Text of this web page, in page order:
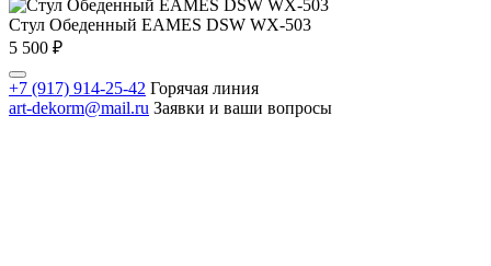
Стул Обеденный EAMES DSW WX-503
5 500 ₽
+7 (917) 914-25-42 Горячая линия
art-dekorm@mail.ru Заявки и ваши вопросы